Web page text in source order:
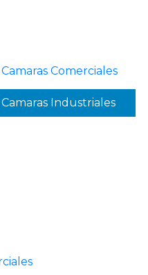
Comerciales
Industriales